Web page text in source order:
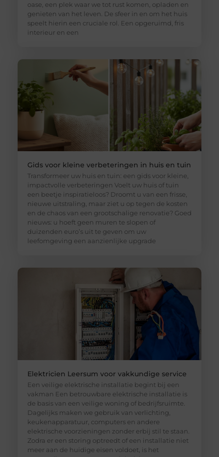
oase, een plek waar we tot rust komen, opladen en
genieten van het leven. De sfeer in en om het huis
speelt hierin een cruciale rol. Een opgeruimd, fris
interieur en een
Gids voor kleine verbeteringen in huis en tuin
Transformeer uw huis en tuin: een gids voor kleine,
impactvolle verbeteringen Voelt uw huis of tuin
een beetje inspiratieloos? Droomt u van een frisse,
nieuwe uitstraling, maar ziet u op tegen de kosten
en de chaos van een grootschalige renovatie? Goed
nieuws: u hoeft geen muren te slopen of
duizenden euro’s uit te geven om uw
leefomgeving een aanzienlijke upgrade
Elektricien Leersum voor vakkundige service
Een veilige elektrische installatie begint bij een
vakman Een betrouwbare elektrische installatie is
de basis van een veilige woning of bedrijfsruimte.
Dagelijks maken we gebruik van verlichting,
keukenapparatuur, computers en andere
elektrische voorzieningen zonder erbij stil te staan.
Zodra er een storing optreedt of een installatie niet
meer aan de huidige eisen voldoet, is het